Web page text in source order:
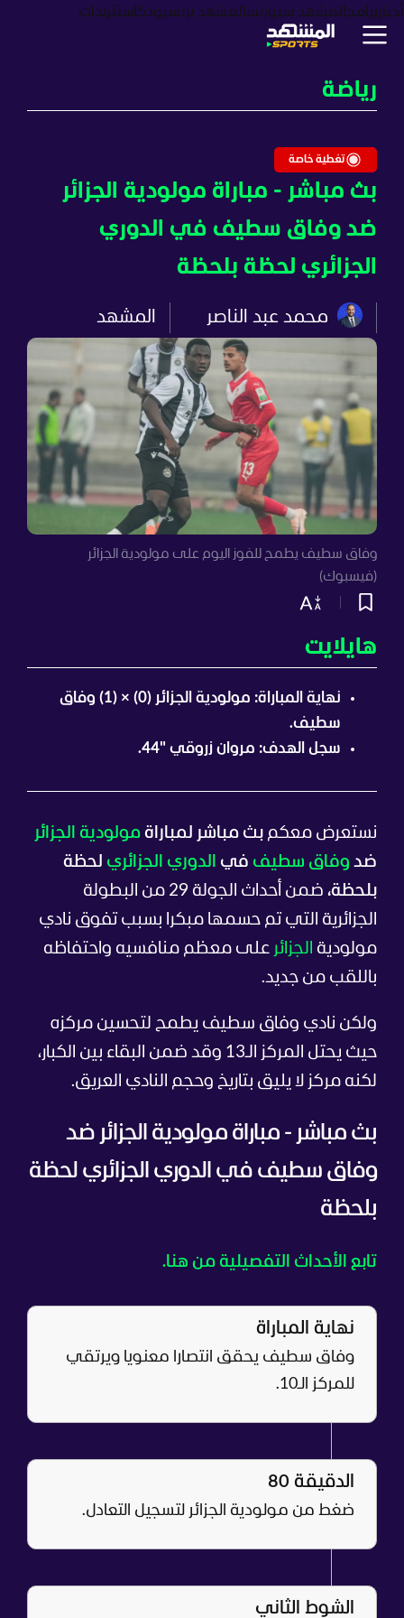
أخبار برامجالمشهد سبورتسالمشهد بزنسبودكاستترندات
رياضة
تغطية خاصة
بث مباشر - مباراة مولودية الجزائر
ضد وفاق سطيف في الدوري
الجزائري لحظة بلحظة
محمد عبد الناصر المشهد
وفاق سطيف يطمح للفوز اليوم على مولودية الجزائر
(فيسبوك)
هايلايت
نهاية المباراة: مولودية الجزائر (0) × (1) وفاق
سطيف.
سجل الهدف: مروان زروقي "44.
نستعرض معكم بث مباشر لمباراة مولودية الجزائر
ضد وفاق سطيف في الدوري الجزائري لحظة
بلحظة،
ضمن أحداث الجولة 29 من البطولة
الجزائرية التي تم حسمها مبكرا بسبب تفوق نادي
مولودية الجزائر على معظم منافسيه واحتفاظه
باللقب من جديد.
ولكن نادي وفاق سطيف يطمح لتحسين مركزه
حيث يحتل المركز الـ13 وقد ضمن البقاء بين الكبار،
لكنه مركز لا يليق بتاريخ وحجم النادي العريق.
بث مباشر - مباراة مولودية الجزائر ضد
وفاق سطيف في الدوري الجزائري لحظة
بلحظة
تابع الأحداث التفصيلية من هنا.
نهاية المباراة
وفاق سطيف يحقق انتصارا معنويا ويرتقي
للمركز الـ10.
الدقيقة 80
ضغط من مولودية الجزائر لتسجيل التعادل.
الشوط الثاني